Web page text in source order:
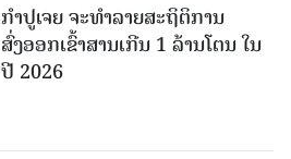
ກຳປູເຈຍ ຈະທຳລາຍສະຖິຕິການ
ສົ່ງອອກເຂົ້າສານເກີນ 1 ລ້ານໂຕນ ໃນ
ປີ 2026